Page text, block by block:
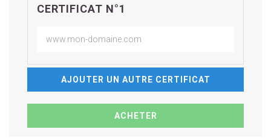
CERTIFICAT N°1
AJOUTER UN AUTRE CERTIFICAT